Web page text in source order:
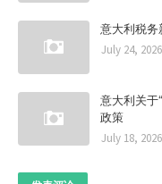
意大利税务
July 24, 2026
意大利关
政策
July 18, 2026